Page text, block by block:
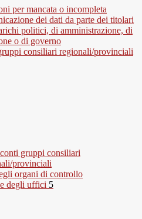
per mancata o incompleta
dei dati da parte dei titolari
politici, di amministrazione, di
o di governo
consiliari regionali/provinciali
gruppi consiliari
provinciali
organi di controllo
degli uffici 5